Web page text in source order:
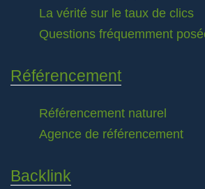
La vérité sur le taux de clics
Questions fréquemment
Référencement
Référencement naturel
Agence de référencement
Backlink